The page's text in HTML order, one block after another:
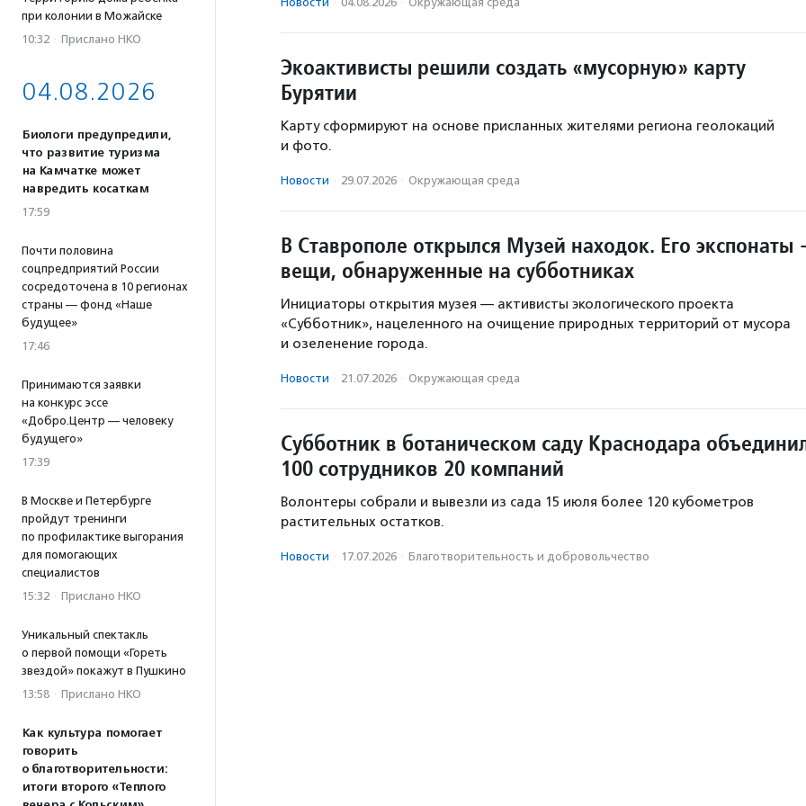
при колонии в Можайске
10:32 · Прислано НКО
04.08.2026
Биологи предупредили,
что развитие туризма
на Камчатке может
навредить косаткам
17:59
Почти половина
соцпредприятий России
сосредоточена в 10 регионах
страны — фонд «Наше
будущее»
17:46
Принимаются заявки
на конкурс эссе
«Добро.Центр — человеку
будущего»
17:39
В Москве и Петербурге
пройдут тренинги
по профилактике выгорания
для помогающих
специалистов
15:32 · Прислано НКО
Уникальный спектакль
о первой помощи «Гореть
звездой» покажут в Пушкино
13:58 · Прислано НКО
Как культура помогает
говорить
о благотворительности:
итоги второго «Теплого
Экоактивисты решили создать «мусорную» карту
Бурятии
Карту сформируют на основе присланных жителями региона геолокаций
и фото.
Новости · 29.07.2026 · Окружающая среда
В Ставрополе открылся Музей находок. Его
вещи, обнаруженные на субботниках
Инициаторы открытия музея — активисты экологического проекта
«Субботник», нацеленного на очищение природных территорий от мусора
и озеленение города.
Новости · 21.07.2026 · Окружающая среда
Субботник в ботаническом саду Краснодара
100 сотрудников 20 компаний
Волонтеры собрали и вывезли из сада 15 июля более 120 кубометров
растительных остатков.
Новости · 17.07.2026 · Благотвори­тель­ность и доброволь­чест­во